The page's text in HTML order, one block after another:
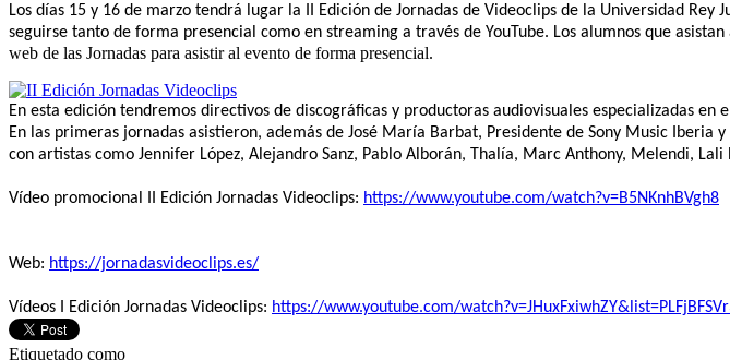
Los días 15 y 16 de marzo tendrá lugar la II Edición de Jornadas de Videoclips de la Universidad
seguirse tanto de forma presencial como en streaming a través de YouTube. Los alumnos que asistan
web de las Jornadas para asistir al evento de forma presencial.
En esta edición tendremos directivos de discográficas y productoras audiovisuales especializadas
En las primeras jornadas asistieron, además de José María Barbat, Presidente de Sony Music
con artistas como Jennifer López, Alejandro Sanz, Pablo Alborán, Thalía, Marc Anthony, Melendi,
Vídeo promocional II Edición Jornadas Videoclips: https://www.youtube.com/watch?v=B5NKnhBVgh8
Web: https://jornadasvideoclips.es/
Vídeos I Edición Jornadas Videoclips: https://www.youtube.com/
Etiquetado como